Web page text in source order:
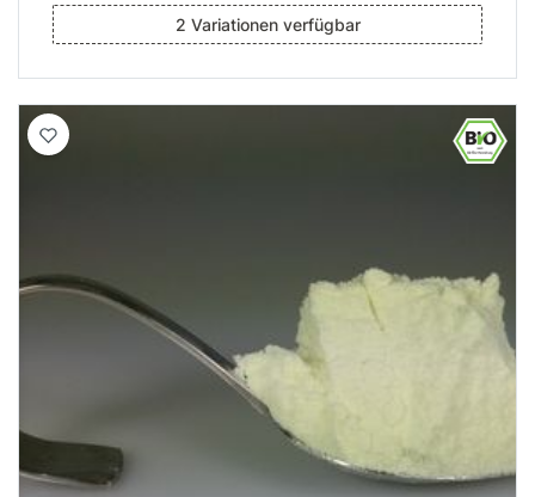
2 Variationen verfügbar